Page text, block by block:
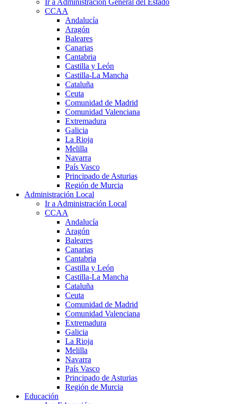
CCAA
Andalucía
Aragón
Baleares
Canarias
Cantabria
Castilla y León
Castilla-La Mancha
Cataluña
Ceuta
Comunidad de Madrid
Comunidad Valenciana
Extremadura
Galicia
La Rioja
Melilla
Navarra
País Vasco
Principado de Asturias
Región de Murcia
Administración Local
Ir a Administración Local
CCAA
Andalucía
Aragón
Baleares
Canarias
Cantabria
Castilla y León
Castilla-La Mancha
Cataluña
Ceuta
Comunidad de Madrid
Comunidad Valenciana
Extremadura
Galicia
La Rioja
Melilla
Navarra
País Vasco
Principado de Asturias
Región de Murcia
Educación